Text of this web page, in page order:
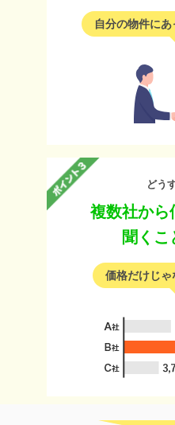
自分の物件に
どう
複数社から
聞くこ
価格だけじ